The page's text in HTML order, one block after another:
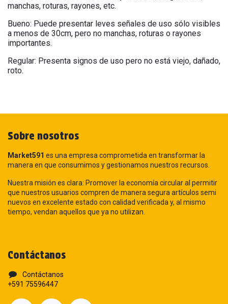
manchas, roturas, rayones, etc.
Bueno: Puede presentar leves señales de uso sólo visibles
a menos de 30cm, pero no manchas, roturas o rayones
importantes.
Regular: Presenta signos de uso pero no está viejo, dañado,
roto.
Sobre nosotros
Market591 es una empresa comprometida en transformar la
manera en que consumimos y gestionamos nuestros recursos.
Nuestra misión es clara: Promover la economía circular al permitir
que nuestros usuarios compren de manera segura artículos semi
nuevos en excelente estado con calidad verificada y, al mismo
tiempo, vendan aquellos que ya no utilizan.
Contáctanos
Contáctanos
+591 75596447